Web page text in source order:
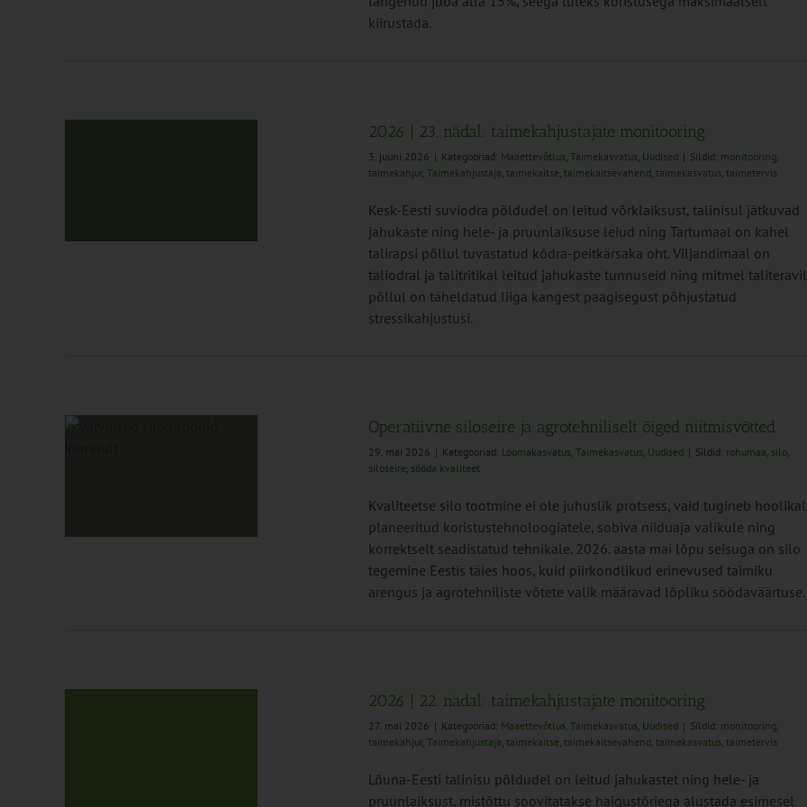
kiirustada.
2026 | 23. nädal: taimekahjustajate monitooring
3. juuni 2026 | Kategooriad: Maaettevõtlus, Taimekasvatus, Uudised | Sildid: monitooring,
taimekahjur, Taimekahjustaja, taimekaitse, taimekaitsevahend, taimekasvatus, taimetervis
Kesk-Eesti suviodra põldudel on leitud võrklaiksust, talinisul jätkuvad
jahukaste ning hele- ja pruunlaiksuse leiud ning Tartumaal on kahel
talirapsi põllul tuvastatud kõdra-peitkärsaka oht. Viljandimaal on
taliodral ja talitritikal leitud jahukaste tunnuseid ning mitmel
põllul on täheldatud liiga kangest paagisegust põhjustatud
stressikahjustusi.
Operatiivne siloseire ja agrotehniliselt õiged niitmisvõtted
29. mai 2026 | Kategooriad: Loomakasvatus, Taimekasvatus, Uudised | Sildid: rohumaa, silo,
siloseire, sööda kvaliteet
Kvaliteetse silo tootmine ei ole juhuslik protsess, vaid tugineb
planeeritud koristustehnoloogiatele, sobiva niiduaja valikule ning
korrektselt seadistatud tehnikale. 2026. aasta mai lõpu seisuga on silo
tegemine Eestis täies hoos, kuid piirkondlikud erinevused taimiku
arengus ja agrotehniliste võtete valik määravad lõpliku söödaväärtuse.
2026 | 22. nädal: taimekahjustajate monitooring
27. mai 2026 | Kategooriad: Maaettevõtlus, Taimekasvatus, Uudised | Sildid: monitooring,
taimekahjur, Taimekahjustaja, taimekaitse, taimekaitsevahend, taimekasvatus, taimetervis
Lõuna-Eesti talinisu põldudel on leitud jahukastet ning hele- ja
pruunlaiksust, mistõttu soovitatakse haigustõrjega alustada esimesel